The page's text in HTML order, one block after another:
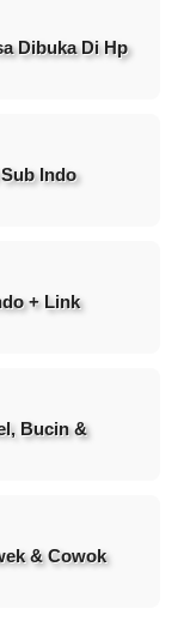
Dibuka Di Hp
Indo
+ Link
Bucin &
& Cowok